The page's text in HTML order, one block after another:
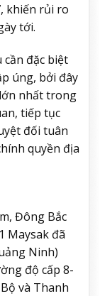
khiến rủi ro
tới.
cần đặc biệt
úng, bởi đây
nhất trong
tiếp tục
đối tuân
quyền địa
Đông Bắc
Maysak đã
Ninh)
độ cấp 8-
và Thanh